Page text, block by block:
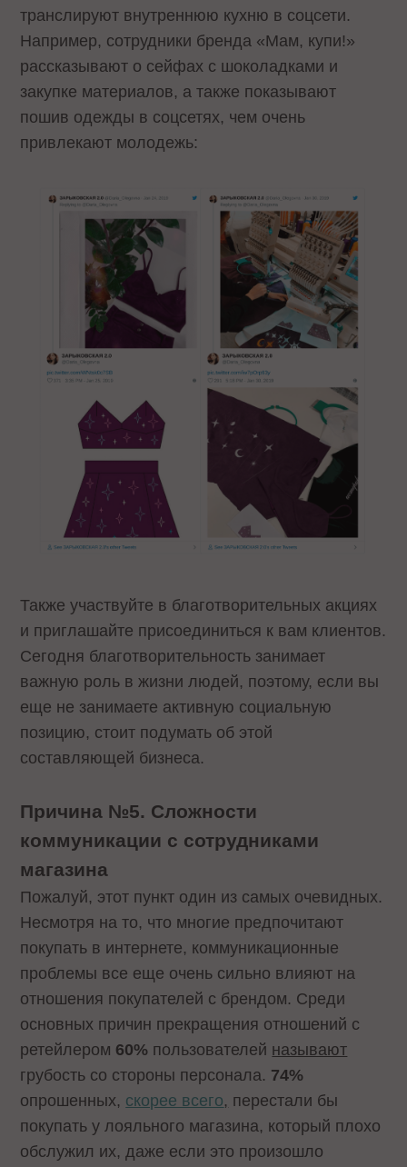
транслируют внутреннюю кухню в соцсети.
Например, сотрудники бренда «Мам, купи!»
рассказывают о сейфах с шоколадками и
закупке материалов, а также показывают
пошив одежды в соцсетях, чем очень
привлекают молодежь:
Также участвуйте в благотворительных акциях
и приглашайте присоединиться к вам клиентов.
Сегодня благотворительность занимает
важную роль в жизни людей, поэтому, если вы
еще не занимаете активную социальную
позицию, стоит подумать об этой
составляющей бизнеса.
Причина №5. Сложности
коммуникации с сотрудниками
магазина
Пожалуй, этот пункт один из самых очевидных.
Несмотря на то, что многие предпочитают
покупать в интернете, коммуникационные
проблемы все еще очень сильно влияют на
отношения покупателей с брендом. Среди
основных причин прекращения отношений с
ретейлером 60% пользователей называют
грубость со стороны персонала. 74%
опрошенных, скорее всего, перестали бы
покупать у лояльного магазина, который плохо
обслужил их, даже если это произошло